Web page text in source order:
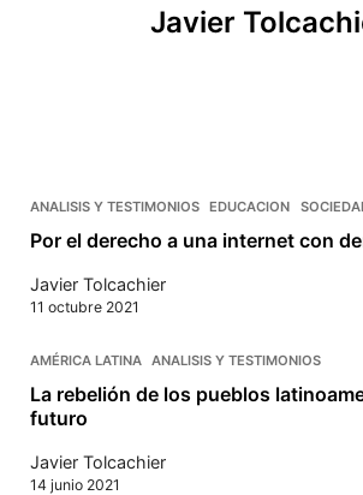
Javier
ANALISIS Y TESTIMONIOS EDUCACION
Por el derecho a una internet con
Javier Tolcachier
11 octubre 2021
AMÉRICA LATINA ANALISIS Y TESTIMONIOS
La rebelión de los pueblos
futuro
Javier Tolcachier
14 junio 2021